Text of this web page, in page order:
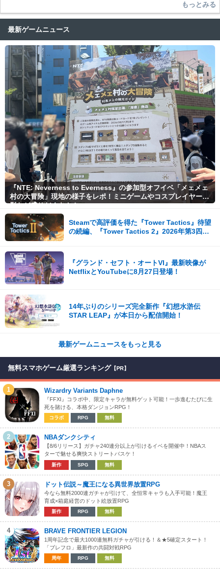
もっとみる
最新ゲームニュース
『NTE: Neverness to Everness』の参加型オフイベ「メェメェ
村の大冒険」現地の様子をレポ！ミニゲームやコスプレイヤー撮
影など盛りだくさん！
Steamで高評価を得た『Tower Tactics』待望
の続編、『Tower Tactics 2』2026年第3四半
『グランド・セフト・オートVI』最新映像が
NetflixとYouTubeに8月27日登場！
14年ぶりのシリーズ完全新作『幻想水滸伝
STAR LEAP』が本日から配信開始！
最新ゲームニュースをもっと見る
無料スマホゲーム厳選ランキング 【PR】
1 Wizardry Variants Daphne
『FFXI』コラボ中、限定キャラが無料ゲット可能！一歩進むたびに生
死を賭ける、本格ダンジョンRPG！
コラボ RPG 無料
2 NBAダンクシティ
【8/6リリース】ガチャ240連分以上が引けるイベを開催中！NBAス
ターで魅せる爽快ストリートバスケ！
新作 SPG 無料
3 ドット伝説～魔王になる異世界放置RPG
今なら無料2000連ガチャが引けて、全恒常キャラも入手可能！魔王
育成×箱庭経営のドット絵放置RPG
新作 RPG 無料
4 BRAVE FRONTIER LEGION
1周年記念で最大1000連無料ガチャが引ける！＆★5確定スタート！
「ブレフロ」最新作の共闘対戦RPG
周年 RPG 無料